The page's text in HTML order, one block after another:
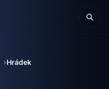
Hrádek